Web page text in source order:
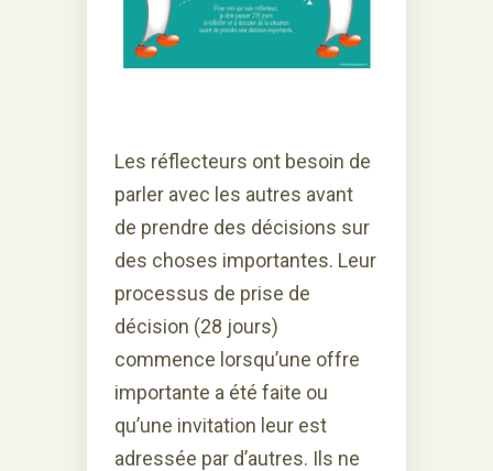
Les réflecteurs ont besoin de
parler avec les autres avant
de prendre des décisions sur
des choses importantes. Leur
processus de prise de
décision (28 jours)
commence lorsqu’une offre
importante a été faite ou
qu’une invitation leur est
adressée par d’autres. Ils ne